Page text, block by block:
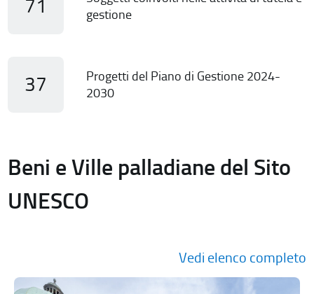
71
gestione
37
Progetti del Piano di Gestione 2024-
2030
Beni e Ville palladiane del Sito
UNESCO
Vedi elenco completo